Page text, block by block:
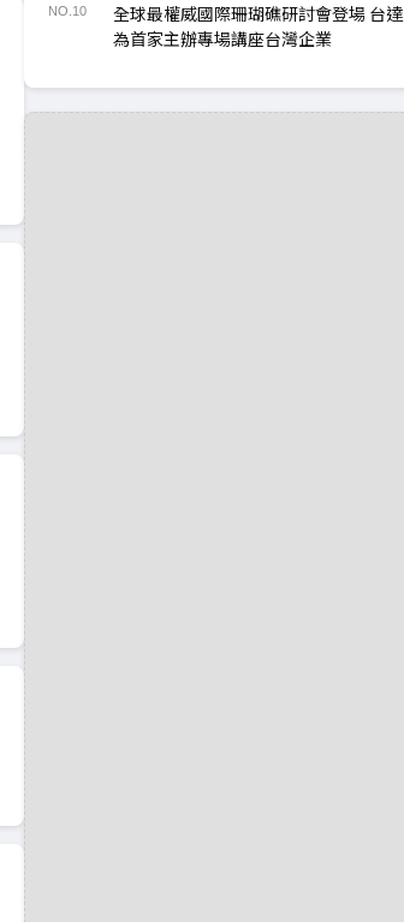
NO.10
全球最權威國際珊瑚礁研討會登場 台達
為首家主辦專場講座台灣企業